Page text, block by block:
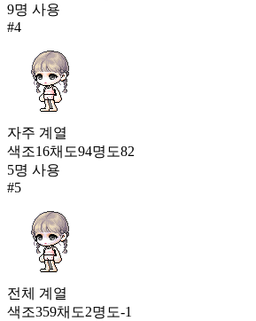
9명 사용
#4
자주 계열
색조16채도94명도82
5명 사용
#5
전체 계열
색조359채도2명도-1